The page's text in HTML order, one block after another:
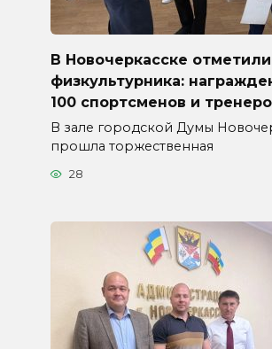
В Новочеркасске
физкультурника:
100 спортсменов и
В зале городской Думы
прошла торжественная
28